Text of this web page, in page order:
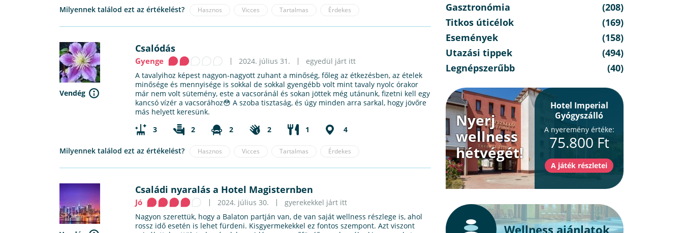
Milyennek találod ezt az értékelést? Hasznos Vicces Tartalmas Érdekes
Vendég
Csalódás
Gyenge 2024. július 31.
egyedül járt itt
A tavalyihoz képest nagyon-nagyott zuhant a minőség, főleg az étkezésben, az ételek
minősége és mennyisége is sokkal de sokkal gyengébb volt mint tavaly nyolc órakor
már nem volt sütemény, este a vacsoránál és sokan jöttek még utánunk, fizetni kell egy
kancsó vízér a vacsorához😳 A szoba tisztaság, és úgy minden arra sarkal, hogy jövőre
más helyett keresünk.
3
2 2 2 1 4
Milyennek találod ezt az értékelést? Hasznos Vicces Tartalmas Érdekes
Családi nyaralás a Hotel Magisternben
Jó 2024. július 30.
gyerekekkel járt itt
Nagyon szerettük, hogy a Balaton partján van, de van saját wellness részlege is, ahol
rossz idő esetén is lehet fürdeni. Kisgyermekekkel ez fontos szempont. Azt viszont
Gasztronómia
(208)
Titkos úticélok
(169)
Események
(158)
Utazási tippek
(494)
Legnépszerűbb
(40)
Nyerj
wellness
hétvégét!
Hotel Imperial
Gyógyszálló
A nyeremény értéke:
75.800 Ft
Wellness ajánlatok